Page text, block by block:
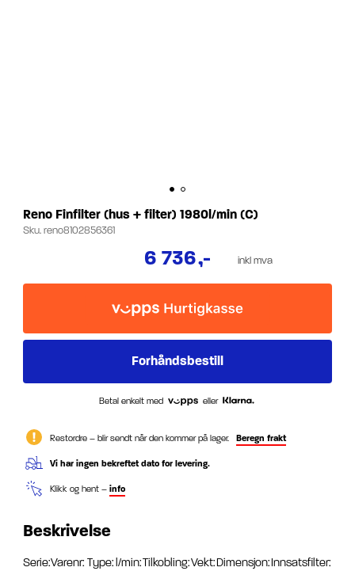
Reno Finfilter (hus + filter) 1980l/min (C)
Sku.reno8102856361
6 736,- inkl mva
Betal enkelt med eller
Restordre – blir sendt når den kommer på lager. Beregn frakt
Vi har ingen bekreftet dato for levering.
Klikk og hent – info
Beskrivelse
Serie:Varenr: Type: l/min:Tilkobling:Vekt:Dimensjon:Innsatsfilter: